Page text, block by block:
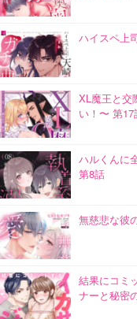
ハイスペ上
XL魔王と交
い！〜 第17
ハルくんに
第8話
無慈悲な彼
結果にコミ
ナーと秘密